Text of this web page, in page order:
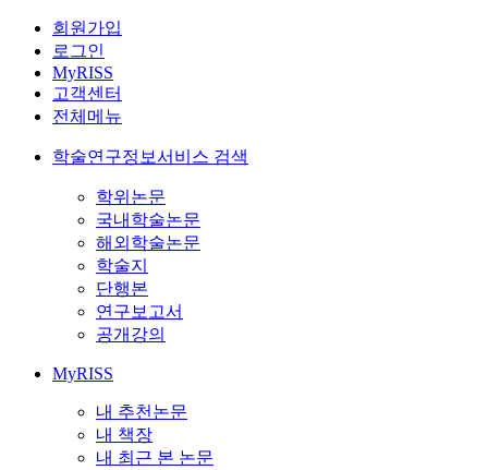
회원가입
로그인
MyRISS
고객센터
전체메뉴
학술연구정보서비스 검색
학위논문
국내학술논문
해외학술논문
학술지
단행본
연구보고서
공개강의
MyRISS
내 추천논문
내 책장
내 최근 본 논문